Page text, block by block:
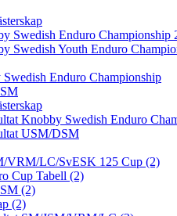
Swedish Enduro Championship
Swedish Youth Enduro
Enduro Championship
Knobby Swedish Enduro
USM/DSM
VRM/LC/SvESK 125 Cup (2)
Cup Tabell (2)
(2)
(2)